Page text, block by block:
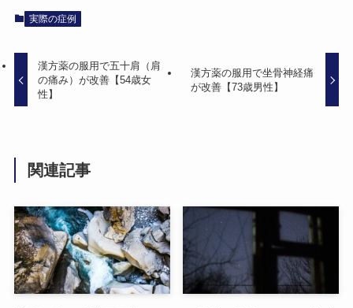
実際の症例
漢方薬の服用で五十肩（肩
の痛み）が改善【54歳女
性】
漢方薬の服用で坐骨神経痛
が改善【73歳男性】
関連記事